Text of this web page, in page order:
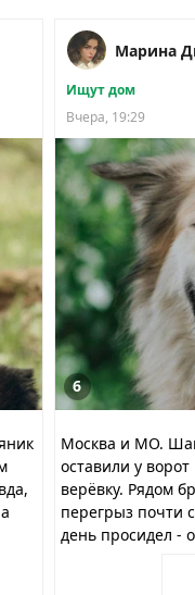
Марина
Ищут дом
Вчера, 19:29
6
Москва и МО.
оставили у
верёвку. Рядом
перегрыз почти
день просидел -